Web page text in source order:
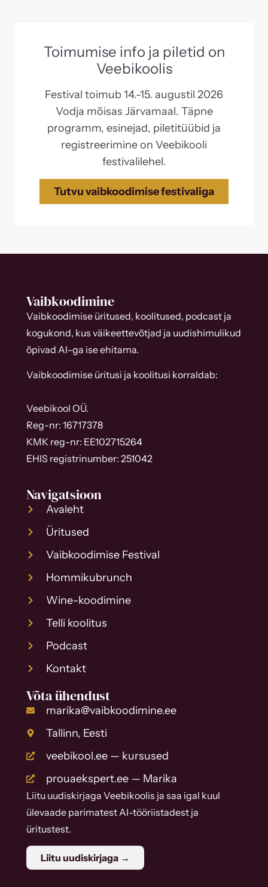
Toimumise info ja piletid on
Veebikoolis
Festival toimub 14.-15. augustil 2026
Vodja mõisas Järvamaal. Täpne
programm, esinejad, piletitüübid ja
registreerimine on Veebikooli
festivalilehel.
Tutvu vaibkoodimise festivaliga
Vaibkoodimine
Vaibkoodimise üritused, koolitused, podcast ja
kogukond, kus väikeettevõtjad ja uudishimulikud
õpivad AI-ga ise ehitama.
Vaibkoodimise üritusi ja koolitusi korraldab:
Veebikool OÜ.
Reg-nr: 16717378
KMK reg-nr: EE102715264
EHIS registrinumber: 251042
Navigatsioon
Avaleht
Üritused
Vaibkoodimise Festival
Hommikubrunch
Wine-koodimine
Telli koolitus
Podcast
Kontakt
Võta ühendust
marika@vaibkoodimine.ee
Tallinn, Eesti
veebikool.ee — kursused
prouaekspert.ee — Marika
Liitu uudiskirjaga Veebikoolis ja saa igal kuul
ülevaade parimatest AI-tööriistadest ja
üritustest.
Liitu uudiskirjaga →